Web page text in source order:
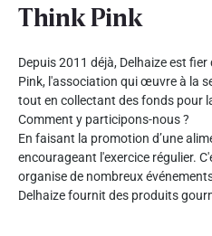
Think Pink
Depuis 2011 déjà, Delhaize est
Pink, l'association qui œuvre à la
tout en collectant des fonds pour
Comment y participons-nous ?
En faisant la promotion d’une
encourageant l'exercice régulier.
organise de nombreux
Delhaize fournit des produits